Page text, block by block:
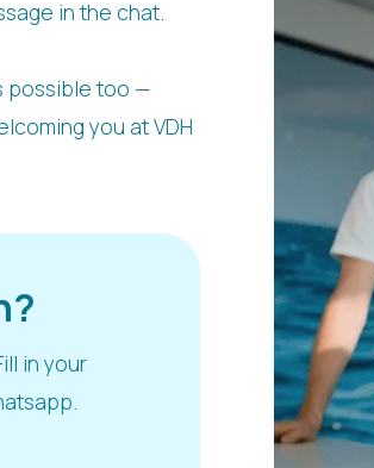
in the chat.
possible too —
you at VDH
in your